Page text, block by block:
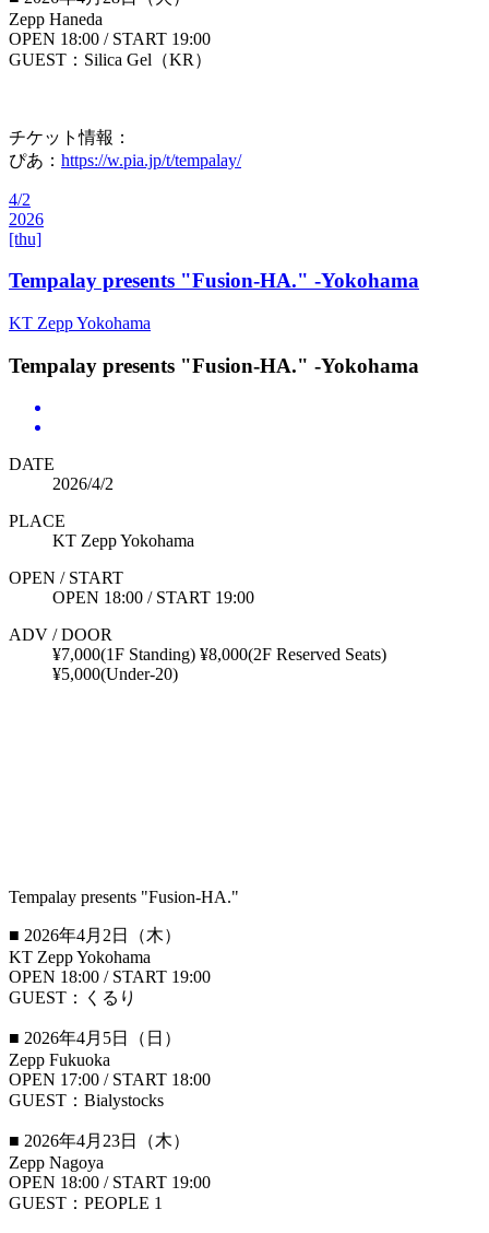
Zepp Haneda
OPEN 18:00 / START 19:00
GUEST：Silica Gel（KR）
チケット情報：
ぴあ： https://w.pia.jp/t/tempalay/
4/2
2026
[thu]
Tempalay presents "Fusion-HA." -Yokohama
KT Zepp Yokohama
Tempalay presents "Fusion-HA." -Yokohama
DATE
2026/4/2
PLACE
KT Zepp Yokohama
OPEN / START
OPEN 18:00 / START 19:00
ADV / DOOR
¥7,000(1F Standing) ¥8,000(2F Reserved Seats)
¥5,000(Under-20)
Tempalay presents "Fusion-HA."
■ 2026年4月2日（木）
KT Zepp Yokohama
OPEN 18:00 / START 19:00
GUEST：くるり
■ 2026年4月5日（日）
Zepp Fukuoka
OPEN 17:00 / START 18:00
GUEST：Bialystocks
■ 2026年4月23日（木）
Zepp Nagoya
OPEN 18:00 / START 19:00
GUEST：PEOPLE 1